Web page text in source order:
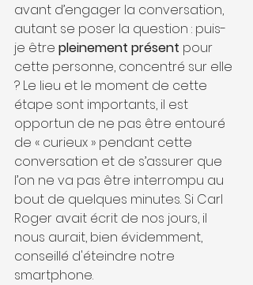
avant d’engager la conversation,
autant se poser la question : puis-
je être pleinement présent pour
cette personne, concentré sur elle
? Le lieu et le moment de cette
étape sont importants, il est
opportun de ne pas être entouré
de « curieux » pendant cette
conversation et de s’assurer que
l’on ne va pas être interrompu au
bout de quelques minutes. Si Carl
Roger avait écrit de nos jours, il
nous aurait, bien évidemment,
conseillé d'éteindre notre
smartphone.